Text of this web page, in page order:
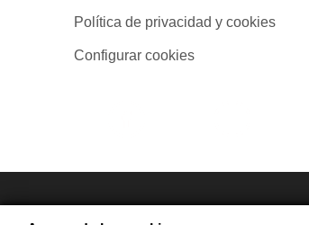
Política de privacidad y cookies
Configurar cookies